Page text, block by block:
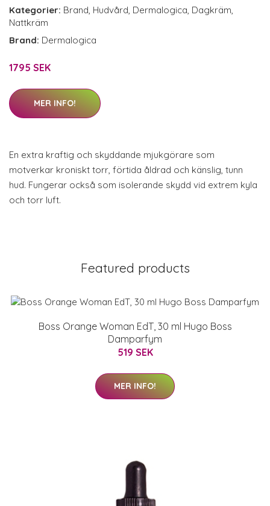
Kategorier: Brand, Hudvård, Dermalogica, Dagkräm,
Nattkräm
Brand: Dermalogica
1795 SEK
MER INFO!
En extra kraftig och skyddande mjukgörare som
motverkar kroniskt torr, förtida åldrad och känslig, tunn
hud. Fungerar också som isolerande skydd vid extrem kyla
och torr luft.
Featured products
Boss Orange Woman EdT, 30 ml Hugo Boss
Damparfym
519 SEK
MER INFO!